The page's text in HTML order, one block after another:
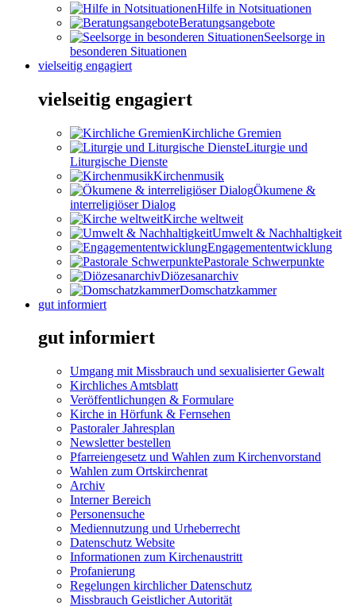
Hilfe in Notsituationen
Beratungsangebote
Seelsorge in
besonderen Situationen
vielseitig engagiert
vielseitig engagiert
Kirchliche Gremien
Liturgie und
Liturgische Dienste
Kirchenmusik
Ökumene &
interreligiöser Dialog
Kirche weltweit
Umwelt & Nachhaltigkeit
Engagemententwicklung
Pastorale Schwerpunkte
Diözesanarchiv
Domschatzkammer
gut informiert
gut informiert
Umgang mit Missbrauch und sexualisierter Gewalt
Kirchliches Amtsblatt
Veröffentlichungen & Formulare
Kirche in Hörfunk & Fernsehen
Pastoraler Jahresplan
Newsletter bestellen
Pfarreiengesetz und Wahlen zum Kirchenvorstand
Wahlen zum Ortskirchenrat
Archiv
Interner Bereich
Personensuche
Mediennutzung und Urheberrecht
Datenschutz Website
Informationen zum Kirchenaustritt
Profanierung
Regelungen kirchlicher Datenschutz
Missbrauch Geistlicher Autorität